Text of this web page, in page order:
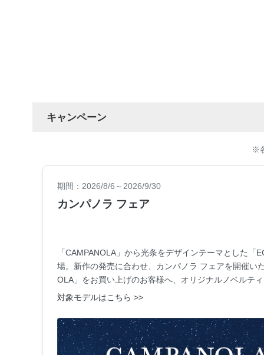
キャンペーン
※
期間：2026/8/6～2026/9/30
カンパノラ フェア
「CAMPANOLA」から光条をデザインテーマとした「
場。新作の発売に合わせ、カンパノラ フェアを開催い
OLA」をお買い上げのお客様へ、オリジナルノベルテ
対象モデルはこちら >>